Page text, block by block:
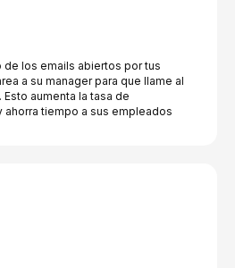
de los emails abiertos por tus
a su manager para que llame al
aumenta la tasa de
tiempo a sus empleados